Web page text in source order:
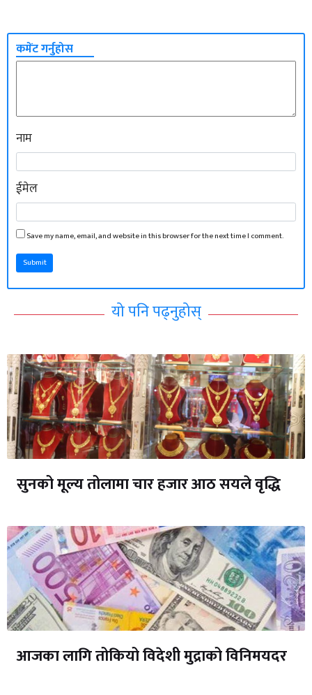
कमेंट गर्नुहोस
नाम
ईमेल
Save my name, email, and website in this browser for the next time I comment.
Submit
यो पनि पढ्नुहोस्
सुनको मूल्य तोलामा चार हजार आठ सयले वृद्धि
आजका लागि तोकियो विदेशी मुद्राको विनिमयदर